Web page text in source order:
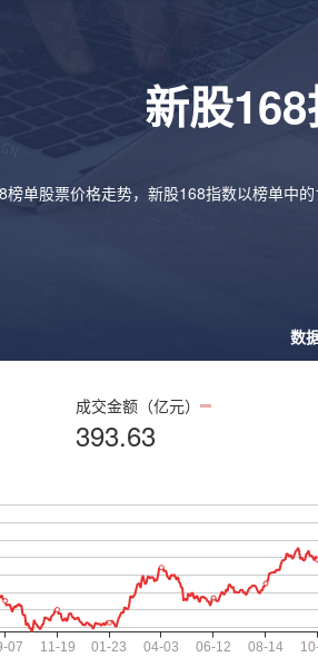
新股
榜单股票价格走势，新股168指数以榜单中
数
成交金额（亿元）
393.63